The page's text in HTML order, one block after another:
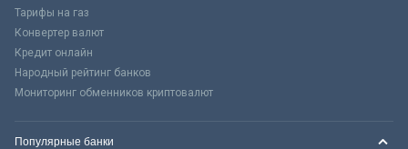
Тарифы на газ
Конвертер валют
Кредит онлайн
Народный рейтинг банков
Мониторинг обменников криптовалют
Популярные банки